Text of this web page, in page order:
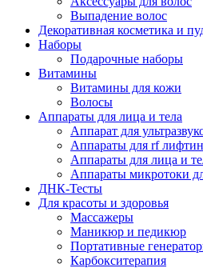
Выпадение волос
Декоративная косметика и
Наборы
Подарочные наборы
Витамины
Витамины для кожи
Волосы
Аппараты для лица и тела
Аппарат для
Аппараты для rf
Аппараты для лица и
Аппараты микротоки
ДНК-Тесты
Для красоты и здоровья
Массажеры
Маникюр и педикюр
Портативные
Карбокситерапия